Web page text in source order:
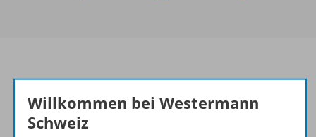
Informationen
Willkommen bei Westermann
Schweiz